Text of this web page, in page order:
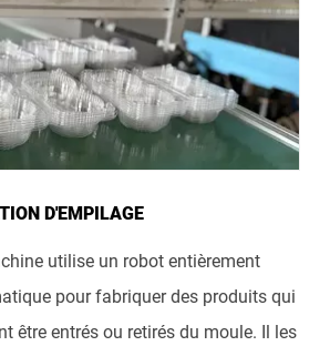
D'EMPILAGE
utilise un robot entièrement
pour fabriquer des produits qui
être entrés ou retirés du moule. Il les